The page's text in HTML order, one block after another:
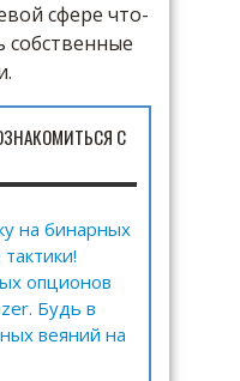
сфере что-
собственные
С
на бинарных
опционов
Будь в
веяний на